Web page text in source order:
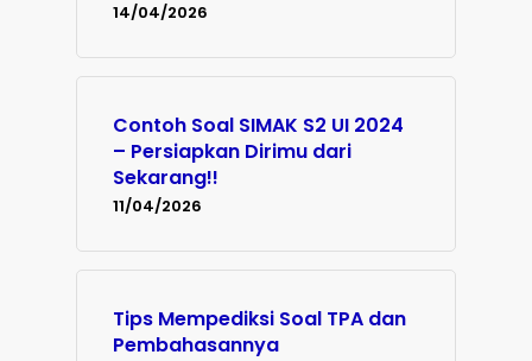
14/04/2026
Contoh Soal SIMAK S2 UI 2024
– Persiapkan Dirimu dari
Sekarang!!
11/04/2026
Tips Mempediksi Soal TPA dan
Pembahasannya